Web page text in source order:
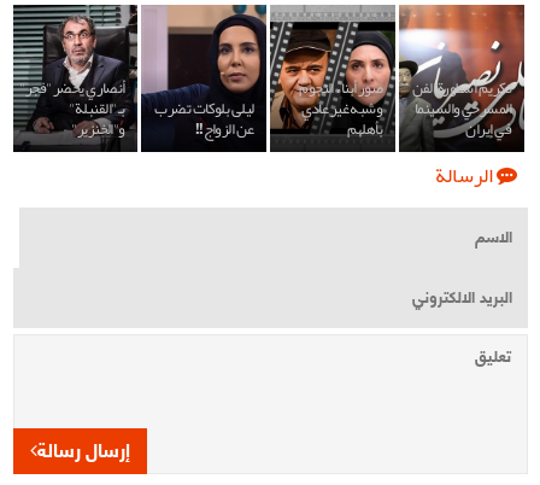
تكريم أسطورة الفن
المسرحي والسينما
في إيران
صور أبناء النجوم
وشبه غير عادي
بأهلهم
ليلى بلوكات تضرب
عن الزواج!!
أنصاري يحضر "فجر"
بـ "القنبلة"
و"الخنزير"
الرسالة
إرسال رسالة